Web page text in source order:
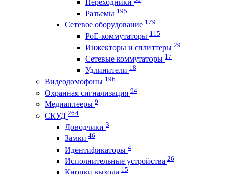
Переходники
Разъемы 195
Сетевое оборудование 179
PoE-коммутаторы 115
Инжекторы и сплиттеры 29
Сетевые коммутаторы 17
Удлинители 18
Видеодомофоны 196
Охранная сигнализация 94
Медиаплееры 9
СКУД 264
Доводчики 3
Замки 46
Идентификаторы 4
Исполнительные устройства 26
15